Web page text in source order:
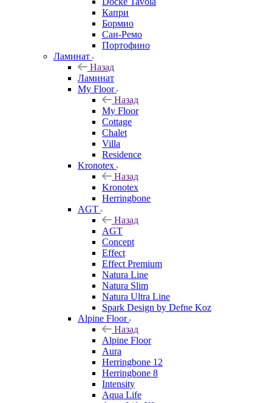
Капри
Бормио
Сан-Ремо
Портофино
Ламинат
Назад
Ламинат
My Floor
Назад
My Floor
Cottage
Chalet
Villa
Residence
Kronotex
Назад
Kronotex
Herringbone
AGT
Назад
AGT
Concept
Effect
Effect Premium
Natura Line
Natura Slim
Natura Ultra Line
Spark Design by Defne Koz
Alpine Floor
Назад
Alpine Floor
Aura
Herringbone 12
Herringbone 8
Intensity
Aqua Life